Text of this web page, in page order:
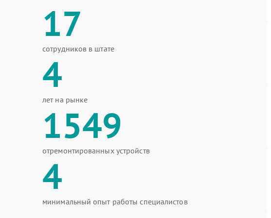
17
сотрудников в штате
4
лет на рынке
1549
отремонтированных устройств
4
минимальный опыт работы специалистов